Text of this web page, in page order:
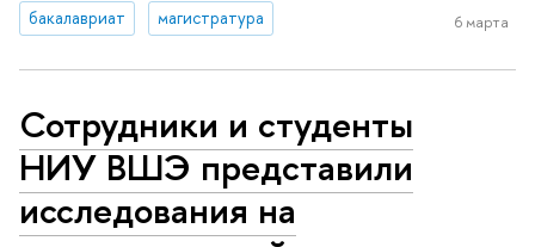
бакалавриат
магистратура 6 марта
Сотрудники и студенты
НИУ ВШЭ представили
исследования на